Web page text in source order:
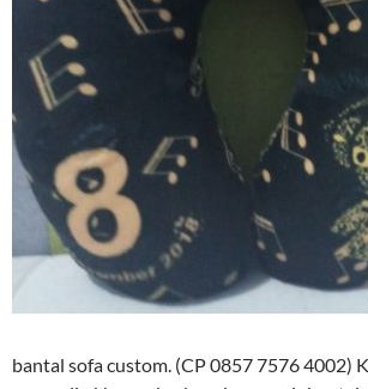
bantal sofa custom. (CP 0857 7576 4002)